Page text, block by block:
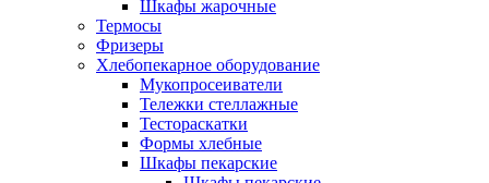
Шкафы жарочные
Термосы
Фризеры
Хлебопекарное оборудование
Мукопросеиватели
Тележки стеллажные
Тестораскатки
Формы хлебные
Шкафы пекарские